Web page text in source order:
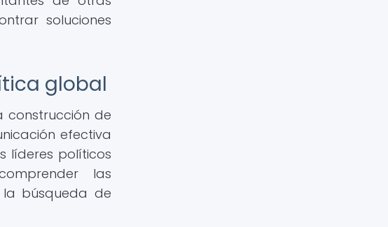
soluciones
global
construcción de
efectiva
líderes políticos
las
búsqueda de